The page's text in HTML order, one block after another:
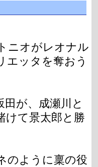
ニオがレオナル
エッタを奪おう
が、成瀬川と
けて景太郎と勝
のように稟の役